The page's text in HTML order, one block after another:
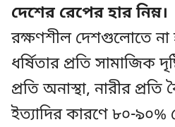
দেশের রেপের হার নিম্ন।
রক্ষণশীল দেশগুলোতে
ধর্ষিতার প্রতি সামাজিক
প্রতি অনাস্থা, নারীর প্রতি
ইত্যাদির কারণে ৮০-৯০%